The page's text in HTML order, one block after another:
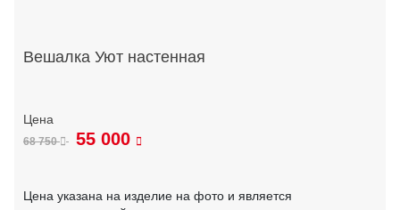
Вешалка Уют настенная
68 750 55 000
Цена указана на изделие на фото и является